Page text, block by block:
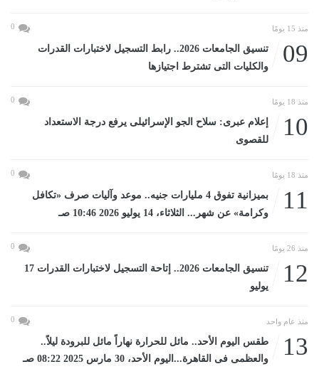
منذ 15 يومًا 0
09
تنسيق الجامعات 2026.. رابط التسجيل لاختبارات القدرات
والكليات التى تشترط اجتيازها
منذ 18 يومًا 0
10
إعلام عبرى: سلاح الجو الإسرائيلى يرفع درجة الاستعداد
للقصوى
منذ 18 يومًا 0
11
بميزانية تفوق 4 مليارات جنيه.. موعد وآليات صرف «تكافل
وكرامة» عن شهر... الثلاثاء، 14 يوليو 2026 10:46 صـ
منذ 26 يومًا 0
12
تنسيق الجامعات 2026.. إتاحة التسجيل لاختبارات القدرات 17
يوليو
منذ عام واحد 0
13
طقس اليوم الأحد.. مائل للحرارة نهاراً مائل للبرودة ليلاً..
والعظمى فى القاهرة...اليوم الأحد، 30 مارس 2025 08:22 صـ